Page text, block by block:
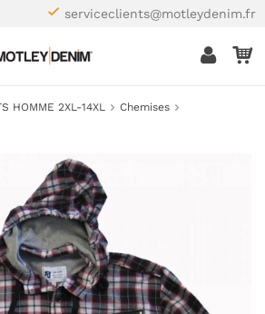
serviceclients@motleydenim.fr
HOMME 2XL-14XL
Chemises